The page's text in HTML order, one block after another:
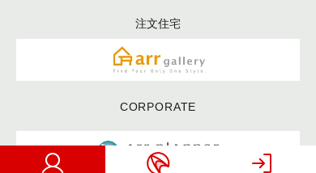
注文住宅
CORPORATE